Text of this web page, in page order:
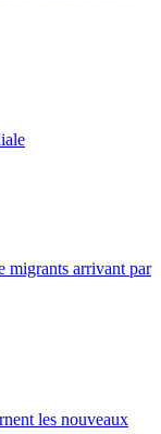
migrants arrivant par
les nouveaux